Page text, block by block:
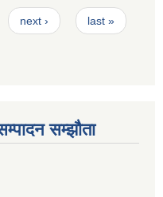
next › last »
सम्झौता